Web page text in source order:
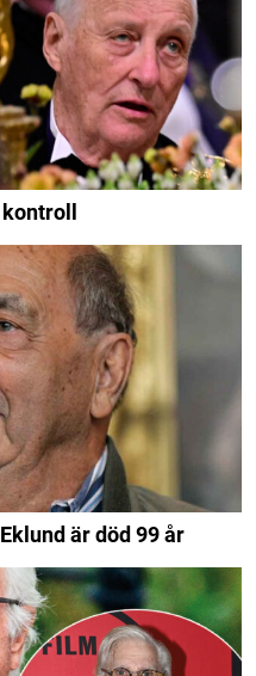
är död 99 år